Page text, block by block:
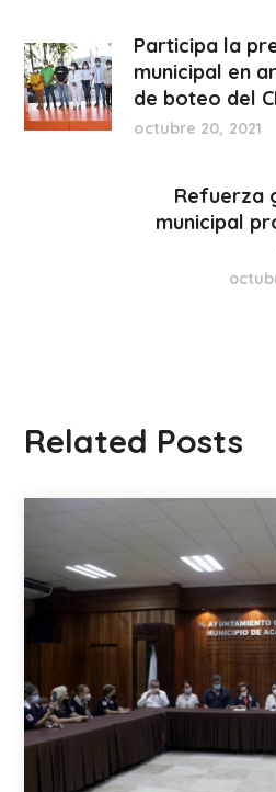
Participa la
municipal en
de boteo del
octubre 20, 2021
Refuerza
municipal
Related Posts